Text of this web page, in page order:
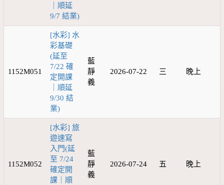
｜順延
9/7 結業)
1152M051
[水彩] 水
彩基礎
(延至
7/22 確
定開課
｜順延
9/30 結
業)
藍
靜
義
2026-07-22 三 晚上
1152M052
[水彩] 旅
遊速寫
入門(延
至 7/24
確定開
課｜順
藍
靜
義
2026-07-24 五 晚上